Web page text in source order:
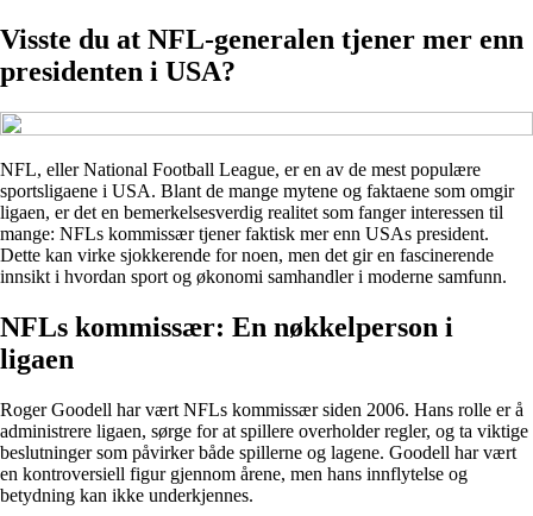
Visste du at NFL-generalen tjener mer enn
presidenten i USA?
NFL, eller National Football League, er en av de mest populære
sportsligaene i USA. Blant de mange mytene og faktaene som omgir
ligaen, er det en bemerkelsesverdig realitet som fanger interessen til
mange: NFLs kommissær tjener faktisk mer enn USAs president.
Dette kan virke sjokkerende for noen, men det gir en fascinerende
innsikt i hvordan sport og økonomi samhandler i moderne samfunn.
NFLs kommissær: En nøkkelperson i
ligaen
Roger Goodell har vært NFLs kommissær siden 2006. Hans rolle er å
administrere ligaen, sørge for at spillere overholder regler, og ta viktige
beslutninger som påvirker både spillerne og lagene. Goodell har vært
en kontroversiell figur gjennom årene, men hans innflytelse og
betydning kan ikke underkjennes.